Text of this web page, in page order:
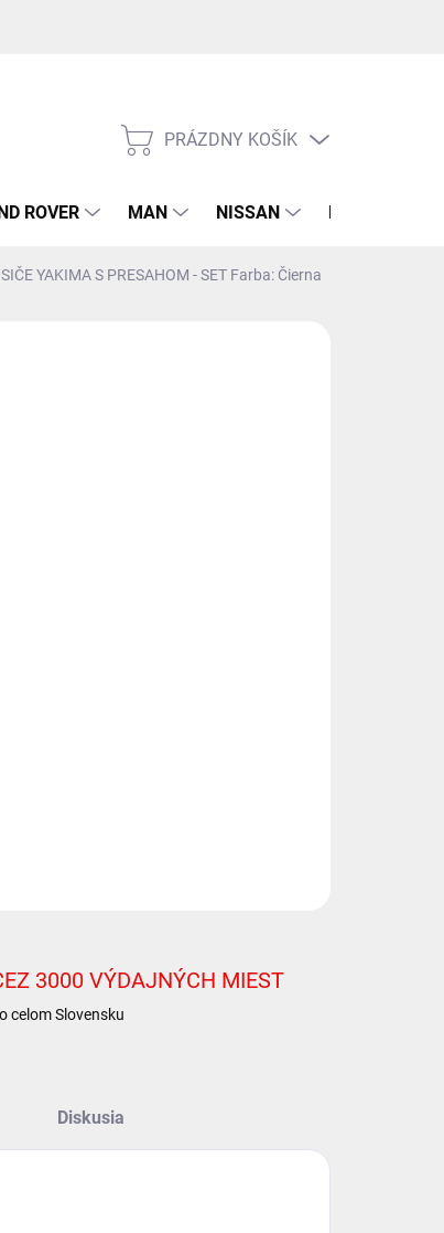
ku kontaktnému formuláru
NÁKUPNÝ
PRÁZDNY KOŠÍK
ROVER MAN NISSAN RENAULT
YAKIMA S PRESAHOM - SET Farba: Čierna
3000 VÝDAJNÝCH MIEST
celom Slovensku
Diskusia